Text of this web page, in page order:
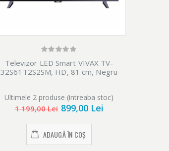
Televizor LED Smart VIVAX TV-
32S61T2S2SM, HD, 81 cm, Negru
Ultimele 2 produse (intreaba stoc)
1 199,00 Lei 899,00 Lei
ADAUGĂ ÎN COȘ